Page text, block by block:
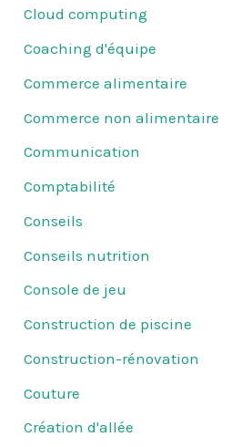
Cloud computing
Coaching d'équipe
Commerce alimentaire
Commerce non alimentaire
Communication
Comptabilité
Conseils
Conseils nutrition
Console de jeu
Construction de piscine
Construction-rénovation
Couture
Création d'allée